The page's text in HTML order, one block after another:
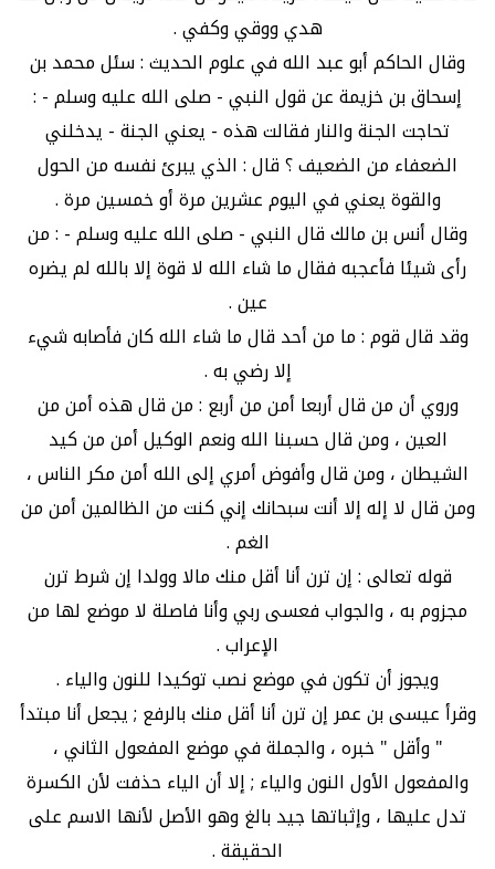
هدي ووقي وكفي .
وقال الحاكم أبو عبد الله في علوم الحديث : سئل محمد بن
إسحاق بن خزيمة عن قول النبي - صلى الله عليه وسلم - :
تحاجت الجنة والنار فقالت هذه - يعني الجنة - يدخلني
الضعفاء من الضعيف ؟ قال : الذي يبرئ نفسه من الحول
والقوة يعني في اليوم عشرين مرة أو خمسين مرة .
وقال أنس بن مالك قال النبي - صلى الله عليه وسلم - : من
رأى شيئا فأعجبه فقال ما شاء الله لا قوة إلا بالله لم يضره
عين .
وقد قال قوم : ما من أحد قال ما شاء الله كان فأصابه شيء
إلا رضي به .
وروي أن من قال أربعا أمن من أربع : من قال هذه أمن من
العين ، ومن قال حسبنا الله ونعم الوكيل أمن من كيد
الشيطان ، ومن قال وأفوض أمري إلى الله أمن مكر الناس ،
ومن قال لا إله إلا أنت سبحانك إني كنت من الظالمين أمن من
الغم .
قوله تعالى : إن ترن أنا أقل منك مالا وولدا إن شرط ترن
مجزوم به ، والجواب فعسى ربي وأنا فاصلة لا موضع لها من
الإعراب .
ويجوز أن تكون في موضع نصب توكيدا للنون والياء .
وقرأ عيسى بن عمر إن ترن أنا أقل منك بالرفع ; يجعل أنا مبتدأ
" وأقل " خبره ، والجملة في موضع المفعول الثاني ،
والمفعول الأول النون والياء ; إلا أن الياء حذفت لأن الكسرة
تدل عليها ، وإثباتها جيد بالغ وهو الأصل لأنها الاسم على
الحقيقة .